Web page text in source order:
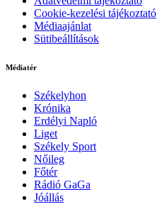
Cookie-kezelési tájékoztató
Médiaajánlat
Sütibeállítások
Médiatér
Székelyhon
Krónika
Erdélyi Napló
Liget
Székely Sport
Nőileg
Főtér
Rádió GaGa
Jóállás